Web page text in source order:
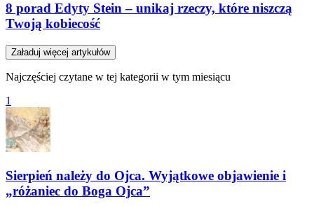
8 porad Edyty Stein – unikaj rzeczy, które niszczą
Twoją kobiecość
Załaduj więcej artykułów
Najczęściej czytane w tej kategorii w tym miesiącu
1
Sierpień należy do Ojca. Wyjątkowe objawienie i
„różaniec do Boga Ojca”